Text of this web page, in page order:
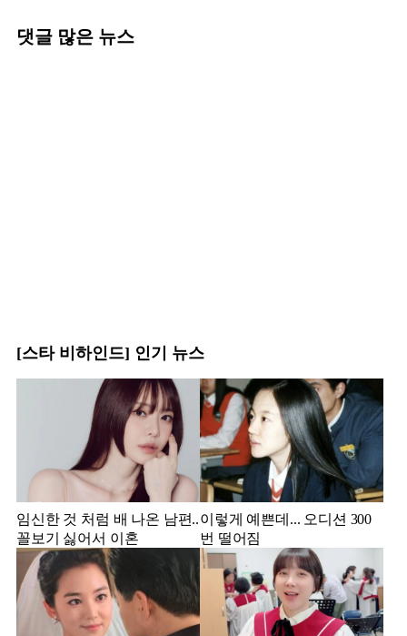
댓글 많은 뉴스
[스타 비하인드] 인기 뉴스
임신한 것 처럼 배 나온 남편..
꼴보기 싫어서 이혼
이렇게 예쁜데... 오디션 300
번 떨어짐